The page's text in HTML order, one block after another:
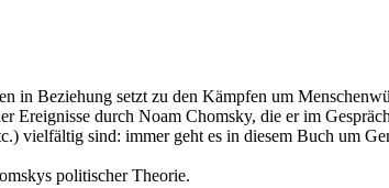
in Beziehung setzt zu den Kämpfen um
Ereignisse durch Noam Chomsky, die er im
vielfältig sind: immer geht es in diesem Buch um
politischer Theorie.